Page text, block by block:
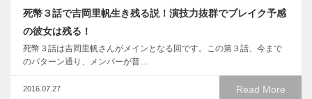
死幣３話で吉岡里帆生き残る説！演技力抜群でブレイク予感
の彼女は残る！
死幣３話は吉岡里帆さんがメインとなる回です。この第３話、今まで
のパターン通り、メンバーが普…
Read More
2016.07.27